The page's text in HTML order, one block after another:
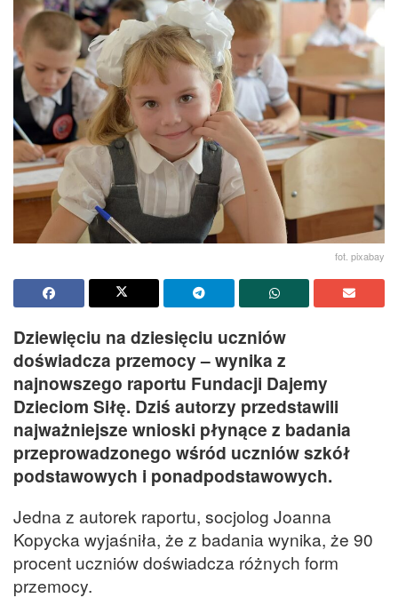
fot. pixabay
Dziewięciu na dziesięciu uczniów
doświadcza przemocy – wynika z
najnowszego raportu Fundacji Dajemy
Dzieciom Siłę. Dziś autorzy przedstawili
najważniejsze wnioski płynące z badania
przeprowadzonego wśród uczniów szkół
podstawowych i ponadpodstawowych.
Jedna z autorek raportu, socjolog Joanna
Kopycka wyjaśniła, że z badania wynika, że 90
procent uczniów doświadcza różnych form
przemocy.